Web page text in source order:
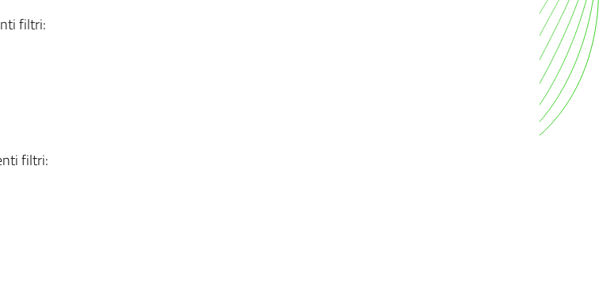
filtri:
filtri: